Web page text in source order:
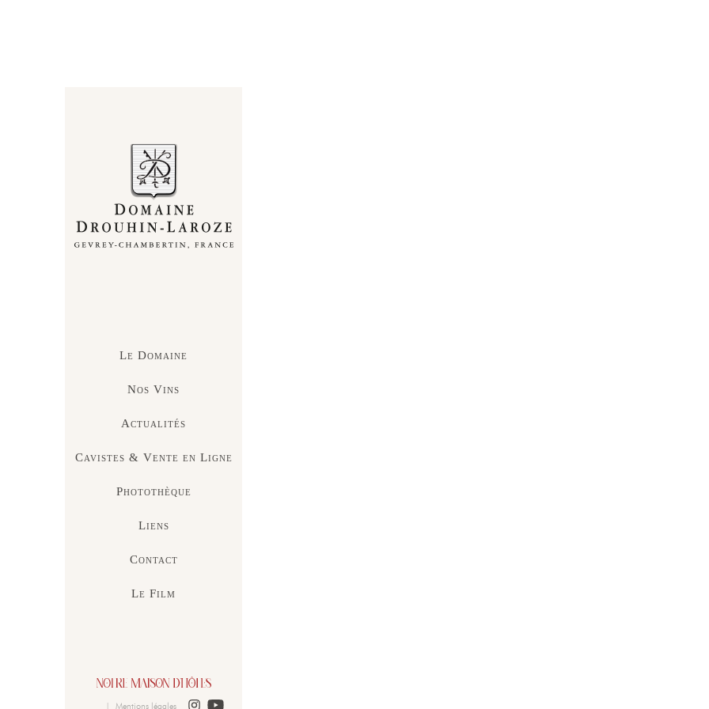
Le Domaine
Nos Vins
Actualités
Cavistes & Vente en Ligne
Photothèque
Liens
Contact
Le Film
|Mentions légales